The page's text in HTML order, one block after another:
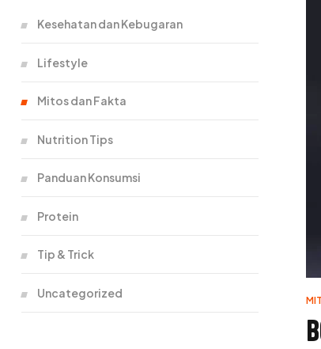
Kesehatan dan Kebugaran
Lifestyle
Mitos dan Fakta
Nutrition Tips
Panduan Konsumsi
Protein
Tip & Trick
Uncategorized